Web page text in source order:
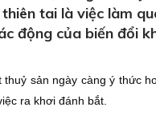
tai là việc làm
động của biến đổi
sản ngày càng ý thức
ra khơi đánh bắt.